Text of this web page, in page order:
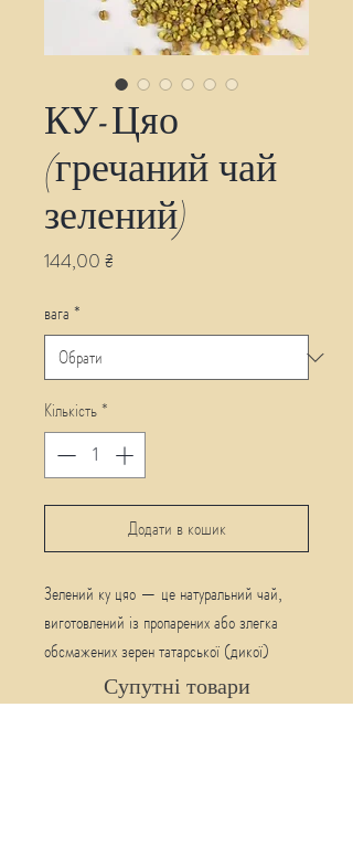
КУ-Цяо
(гречаний чай
зелений)
144,00 ₴
вага *
Кількість *
Додати в кошик
Зелений ку цяо — це натуральний чай,
виготовлений із пропарених або злегка
обсмажених зерен татарської (дикої)
гречки. Напій має м’який, злаково-
горіховий смак із нотками карамелі, не
Супутні товари